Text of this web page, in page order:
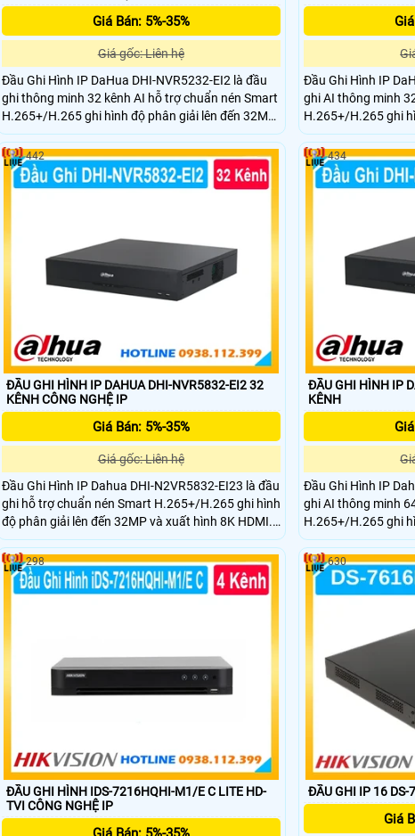
Giá Bán: 5%-35%
Giá gốc: Liên hệ
Đầu Ghi Hình IP DaHua DHI-NVR5232-EI2 là đầu
ghi thông minh 32 kênh AI hỗ trợ chuẩn nén Smart
H.265+/H.265 ghi hình độ phân giải lên đến 32MP
và xuất hình 8K HDMI.Hỗ trợ 2 ổ cứng mỗi ổ 20TB.
Công nghệ AI như nhận diện khuôn mặt nhận diện
biển số xe và phân tích hành vi.
Đầu Ghi Hình IP
ghi AI thông minh
H.265+/H.265 ghi
và xuất hình 8K
tối đa mỗi ổ 20TB
nhận diện khuôn
tích hành vi.
ĐẦU GHI HÌNH IP DAHUA DHI-NVR5832-EI2 32
KÊNH CÔNG NGHỆ IP
Giá Bán: 5%-35%
Giá gốc: Liên hệ
Đầu Ghi Hình IP Dahua DHI-N2VR5832-EI23 là đầu
ghi hỗ trợ chuẩn nén Smart H.265+/H.265 ghi hình
độ phân giải lên đến 32MP và xuất hình 8K HDMI.
Hỗ trợ 8 ổ cứng dung lượng tối đa mỗi ổ 20TB tích
hợp công nghệ AI như nhận diện khuôn mặt nhận
diện biển số và phân tích video thông minh.
442
ĐẦU GHI HÌNH IP
KÊNH
Đầu Ghi Hình IP
ghi AI thông minh
H.265+/H.265 ghi
và xuất hình 8K
ổ tối đa 20 TB tích
16 cổng báo động
đầu ra với các chế
434
ĐẦU GHI HÌNH IDS-7216HQHI-M1/E C LITE HD-
TVI CÔNG NGHỆ IP
298
ĐẦU GHI IP 16
Giá
630